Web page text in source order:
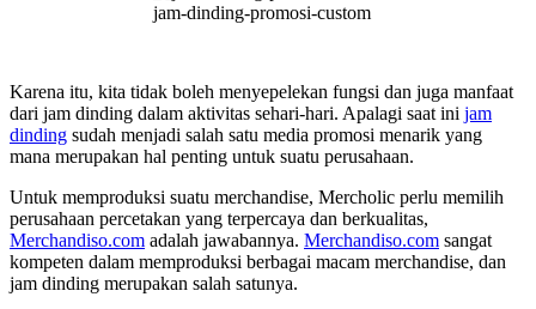
jam-dinding-promosi-custom
Karena itu, kita tidak boleh menyepelekan fungsi dan juga manfaat
dari jam dinding dalam aktivitas sehari-hari. Apalagi saat ini jam
dinding sudah menjadi salah satu media promosi menarik yang
mana merupakan hal penting untuk suatu perusahaan.
Untuk memproduksi suatu merchandise, Mercholic perlu memilih
perusahaan percetakan yang terpercaya dan berkualitas,
Merchandiso.com adalah jawabannya. Merchandiso.com sangat
kompeten dalam memproduksi berbagai macam merchandise, dan
jam dinding merupakan salah satunya.